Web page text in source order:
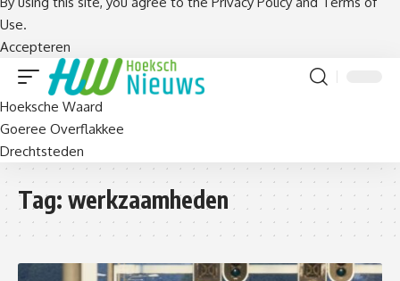
Use.
Accepteren
Hoeksche Waard
Goeree Overflakkee
Drechtsteden
Tag: werkzaamheden